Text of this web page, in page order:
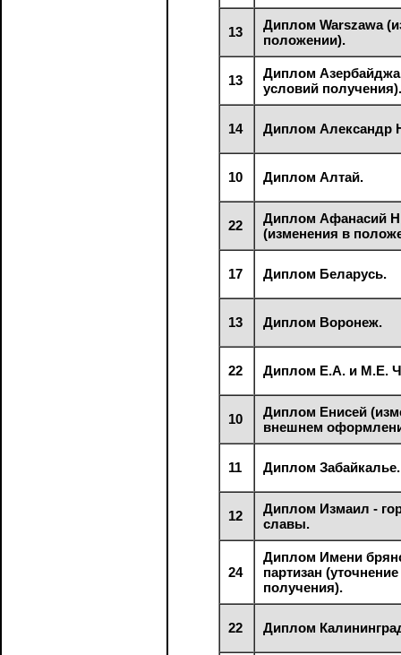
13
Диплом Warszawa
положении).
13
Диплом
условий
14 Диплом Александр
10 Диплом Алтай.
22
Диплом Афанасий
(изменения в
17 Диплом Беларусь.
13 Диплом Воронеж.
22 Диплом Е.А. и М.Е.
10
Диплом Енисей
внешнем
11 Диплом Забайкалье.
12
Диплом Измаил -
славы.
24
Диплом Имени
партизан
получения).
22 Диплом